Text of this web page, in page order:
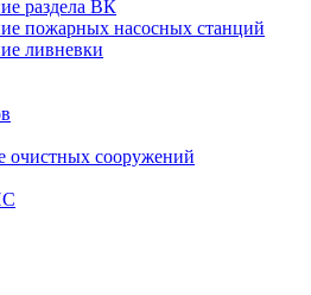
раздела ВК
пожарных насосных станций
ливневки
очистных сооружений